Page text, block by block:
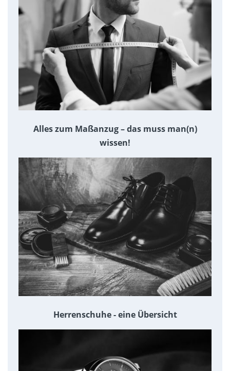
Alles zum Maßanzug – das muss man(n)
wissen!
Herrenschuhe - eine Übersicht